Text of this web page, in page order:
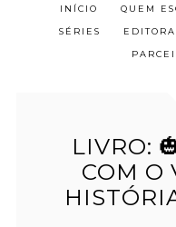
INÍCIO QUEM
SÉRIES
LIVRO:
COM O